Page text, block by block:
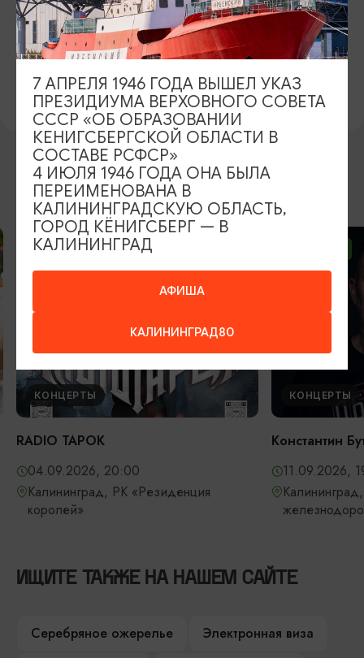
БИЛЕТЫ
1500 рублей
https://vk.com/artpro_yantarholl
ВОЗМОЖНО ВАС ЗАИНТЕРЕСУЕТ
ОТ 2500₽
КОНЦЕРТЫ
RADIO TAPOK
04.09.2026, 20:00
Калининград, РК «Резиденция
королей»
КОНЦЕРТЫ
Константин
11.09.2026,
ИЩИТЕ ТАКЖЕ НА НАШЕМ САЙТЕ
Серебряное ожерелье
Электронная виза
АФИША
КАЛИНИНГРАД80
7 АПРЕЛЯ 1946 ГОДА ВЫШЕЛ УКАЗ
ПРЕЗИДИУМА ВЕРХОВНОГО СОВЕТА
СССР «ОБ ОБРАЗОВАНИИ
КЕНИГСБЕРГСКОЙ ОБЛАСТИ В
СОСТАВЕ РСФСР»
4 ИЮЛЯ 1946 ГОДА ОНА БЫЛА
ПЕРЕИМЕНОВАНА В
КАЛИНИНГРАДСКУЮ ОБЛАСТЬ,
ГОРОД КЁНИГСБЕРГ — В
КАЛИНИНГРАД